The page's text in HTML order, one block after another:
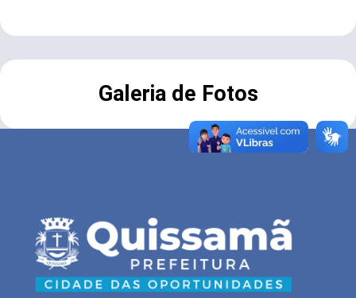
Galeria de Fotos